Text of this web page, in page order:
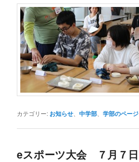
カテゴリー: お知らせ 、中学部 、学部のページ
eスポーツ大会 ７月７日